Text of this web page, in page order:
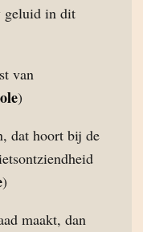
geluid in dit
van
)
dat hoort bij de
)
maakt, dan